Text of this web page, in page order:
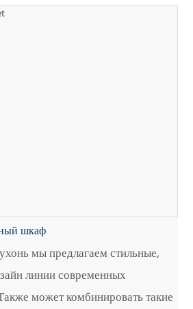
шкаф
мы предлагаем стильные,
линии современных
может комбинировать такие